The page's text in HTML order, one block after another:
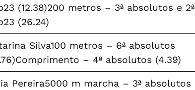
(12.38)200 metros – 3ª absolutos e 2ª
(26.24)
Silva100 metros – 6ª absolutos
– 4ª absolutos (4.39)
Pereira5000 m marcha – 3ª absolutos